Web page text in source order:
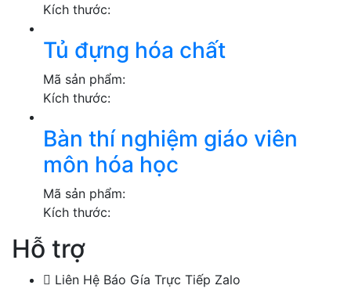
Kích thước:
Tủ đựng hóa chất
Mã sản phẩm:
Kích thước:
Bàn thí nghiệm giáo viên
môn hóa học
Mã sản phẩm:
Kích thước:
Hỗ trợ
Liên Hệ Báo Gía Trực Tiếp Zalo